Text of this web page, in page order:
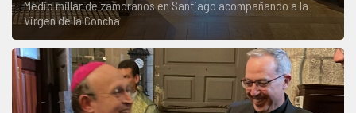
Medio millar de zamoranos en Santiago acompañando a la
Virgen de la Concha